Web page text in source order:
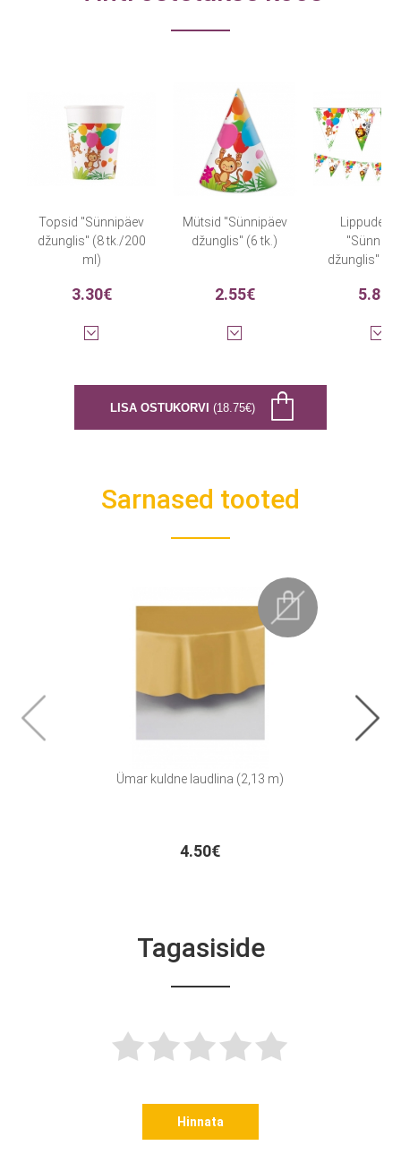
Topsid "Sünnipäev
džunglis" (8 tk./200
ml)
3.30€
Mütsid "Sünnipäev
džunglis" (6 tk.)
2.55€
Lippude
džunglis" (9
5.80€
LISA OSTUKORVI (18.75€)
Sarnased tooted
Ümar kuldne laudlina (2,13 m)
4.50€
Tagasiside
Hinnata